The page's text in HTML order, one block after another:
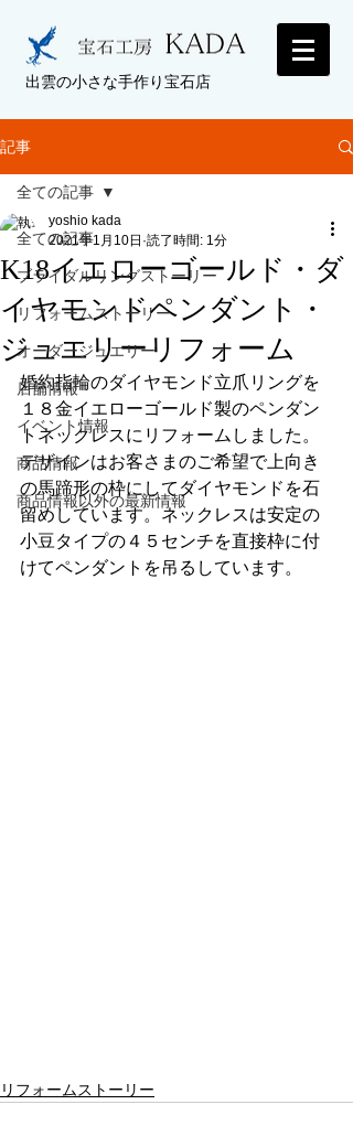
出雲の小さな手作り宝石店
記事
全ての記事
ブライダルリングストーリー
リフォームストーリー
オーダージュエリー
店舗情報
イベント情報
商品情報
商品情報以外の最新情報
全ての記事
K18イエローゴールド・ダ
イヤモンドペンダント・
ジュエリーリフォーム
yoshio kada
2021年1月10日 読了時間: 1分
婚約指輪のダイヤモンド立爪リングを
１８金イエローゴールド製のペンダン
トネックレスにリフォームしました。
デザインはお客さまのご希望で上向き
の馬蹄形の枠にしてダイヤモンドを石
留めしています。ネックレスは安定の
小豆タイプの４５センチを直接枠に付
けてペンダントを吊るしています。
リフォームストーリー